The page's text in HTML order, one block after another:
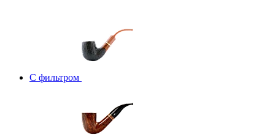
С фильтром